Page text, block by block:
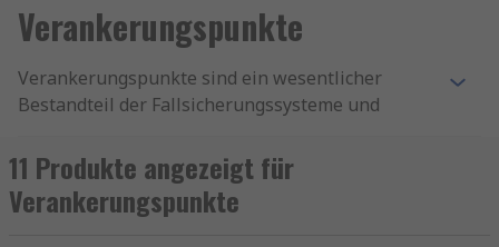
Verankerungspunkte
Verankerungspunkte sind ein wesentlicher
Bestandteil der Fallsicherungssysteme und
Gewährleistung der Sicherheit von Arbeitern in
Höhen.
11 Produkte angezeigt für
Verankerungspunkte